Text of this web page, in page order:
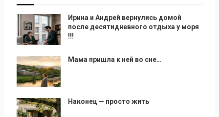
Ирина и Андрей вернулись домой
после десятидневного отдыха у моря
!!!
Мама пришла к ней во сне…
Наконец — просто жить